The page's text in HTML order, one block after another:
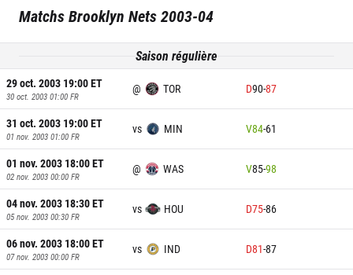
MatchsBrooklyn Nets2003-04
Saison régulière
29 oct. 2003 19:00ET
30 oct. 2003 01:00 FR
@ TOR D90-87
31 oct. 2003 19:00ET
01 nov. 2003 01:00 FR
vs MIN V84-61
01 nov. 2003 18:00ET
02 nov. 2003 00:00 FR
@ WAS V85-98
04 nov. 2003 18:30ET
05 nov. 2003 00:30 FR
vs HOU D75-86
06 nov. 2003 18:00ET
07 nov. 2003 00:00 FR
vs IND D81-87